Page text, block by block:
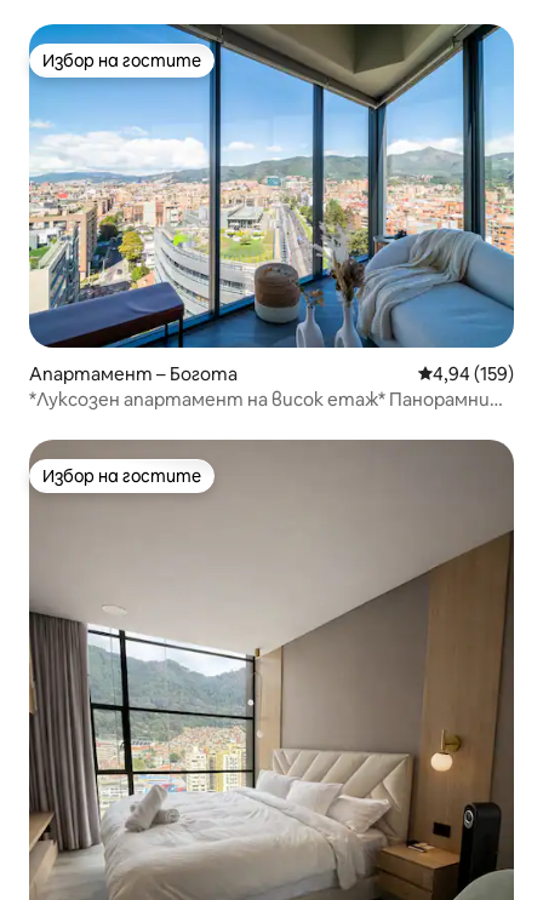
Избор на гостите
Избор на гостите
Апартамент – Богота Средна
4,94 (159)
*Луксозен апартамент на висок етаж* Панорамни
Избор на гостите
Избор на гостите